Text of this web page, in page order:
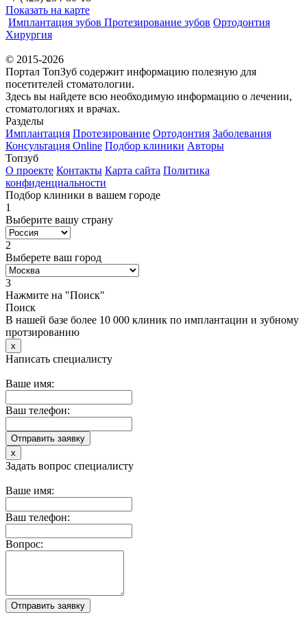
Показать на карте
Имплантация зубов Протезирование зубов Ортодонтия
Хирургия
© 2015-2026
Портал ТопЗуб содержит информацию полезную для
посетителей стоматологии.
Здесь вы найдете всю необходимую информацию о лечении,
стоматологиях и врачах.
Разделы
Имплантация Протезирование Ортодонтия Заболевания
Консультация Online Подбор клиники Авторы
Топзуб
О проекте Контакты Карта сайта Политика
конфиденциальности
Подбор клиники в вашем городе
1
Выберите вашу страну
2
Выберете ваш город
3
Нажмите на "Поиск"
Поиск
В нашей базе более 10 000 клиник по имплантации и зубному
протзированию
x
Написать специалисту
Ваше имя:
Ваш телефон:
x
Задать вопрос специалисту
Ваше имя:
Ваш телефон:
Вопрос: